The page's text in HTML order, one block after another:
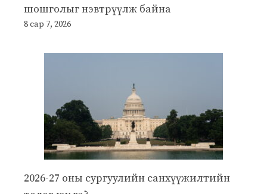
шошголыг нэвтрүүлж байна
8 сар 7, 2026
2026-27 оны сургуулийн санхүүжилтийн